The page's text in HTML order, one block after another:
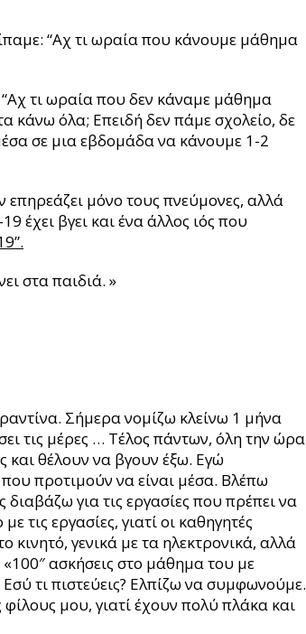
“Αχ τι ωραία που κάνουμε μάθημα
τι ωραία που δεν κάναμε μάθημα
κάνω όλα; Επειδή δεν πάμε σχολείο, δε
σε μια εβδομάδα να κάνουμε 1-2
μόνο τους πνεύμονες, αλλά
έχει βγει και ένα άλλος ιός που
στα παιδιά. »
Σήμερα νομίζω κλείνω 1 μήνα
τις μέρες … Τέλος πάντων, όλη την ώρα
και θέλουν να βγουν έξω. Εγώ
προτιμούν να είναι μέσα. Βλέπω
για τις εργασίες που πρέπει να
τις εργασίες, γιατί οι καθηγητές
κινητό, γενικά με τα ηλεκτρονικά, αλλά
«100″ ασκήσεις στο μάθημα του με
τι πιστεύεις? Ελπίζω να συμφωνούμε.
μου, γιατί έχουν πολύ πλάκα και